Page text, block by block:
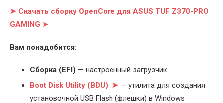
➤ Скачать сборку OpenCore для ASUS TUF Z370-PRO
GAMING ➤
Вам понадобится:
Cборка (EFI) — настроенный загрузчик
Boot Disk Utility (BDU) ➤ — утилита для создания
установочной USB Flash (флешки) в Windows